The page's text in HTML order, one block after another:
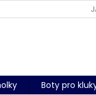
Boty pro